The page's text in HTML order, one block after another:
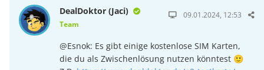
DealDoktor (Jaci)
Team
09.01.2024, 12:53
@Esnok: Es gibt einige kostenlose SIM Karten,
die du als Zwischenlösung nutzen könntest 🙂